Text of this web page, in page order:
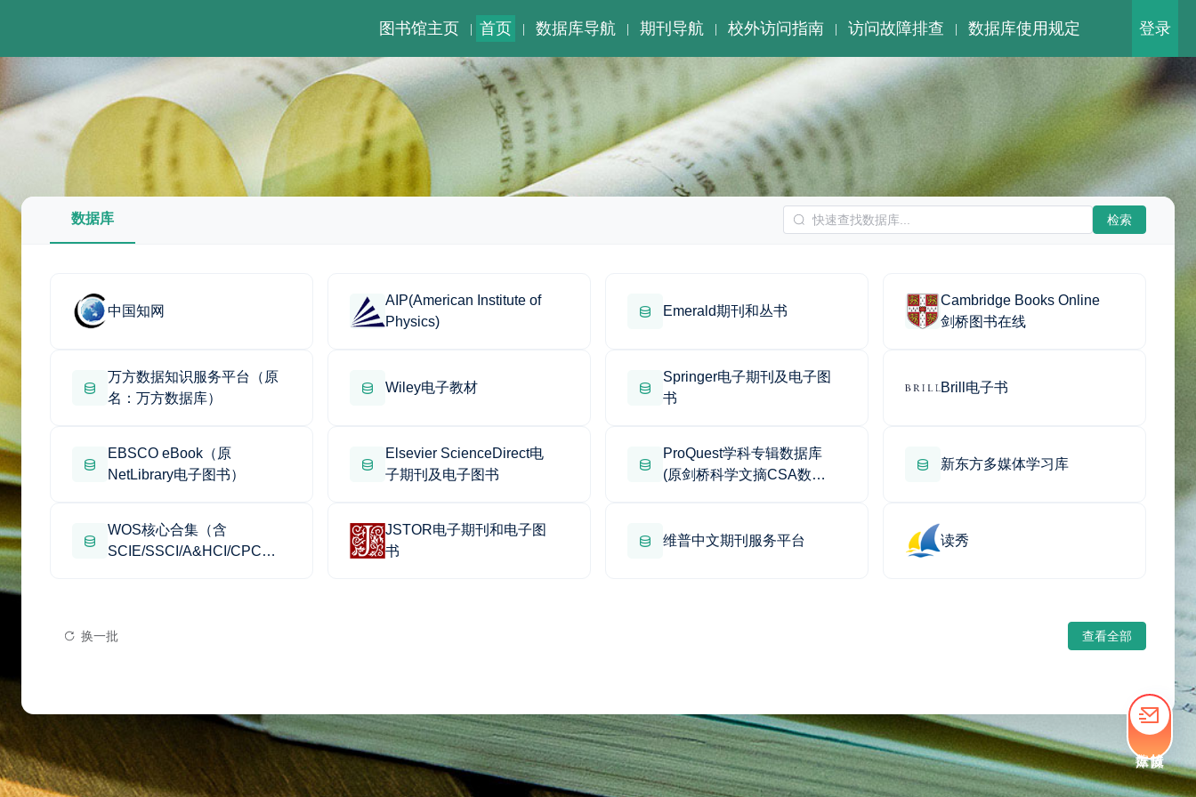
图书馆主页 | 首页 | 数据库导航 | 期刊导航 | 校外访问指南 | 访问故障排查 | 数据库使用规定 登录
数据库 检索
中国知网
AIP(American Institute of
Physics)
Emerald期刊和丛书
Cambridge Books Online
剑桥图书在线
万方数据知识服务平台（原
名：万方数据库）
Wiley电子教材
Springer电子期刊及电子图
书
Brill电子书
EBSCO eBook（原
NetLibrary电子图书）
Elsevier ScienceDirect电
子期刊及电子图书
ProQuest学科专辑数据库
(原剑桥科学文摘CSA数据
新东方多媒体学习库
WOS核心合集（含
SCIE/SSCI/A&HCI/CPCI/E
JSTOR电子期刊和电子图
书
维普中文期刊服务平台 读秀
换一批 查看全部